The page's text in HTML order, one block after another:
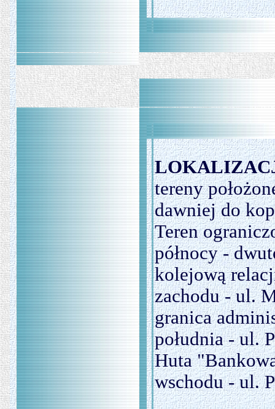
tereny
dawniej do
Teren
północy -
kolejową
zachodu - ul.
granica
południa - ul.
Huta
wschodu - ul.